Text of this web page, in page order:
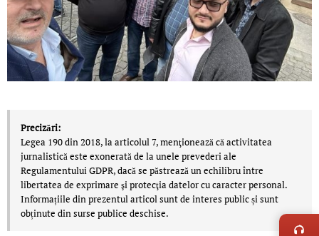
Precizări:
Legea 190 din 2018, la articolul 7, menţionează că activitatea
jurnalistică este exonerată de la unele prevederi ale
Regulamentului GDPR, dacă se păstrează un echilibru între
libertatea de exprimare şi protecţia datelor cu caracter personal.
Informațiile din prezentul articol sunt de interes public și sunt
obținute din surse publice deschise.